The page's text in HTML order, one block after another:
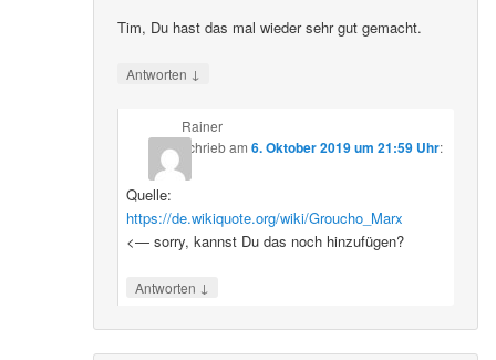
Tim, Du hast das mal wieder sehr gut gemacht.
Antworten ↓
Rainer
schriebam 6. Oktober 2019 um 21:59 Uhr:
Quelle:
https://de.wikiquote.org/wiki/Groucho_Marx
<— sorry, kannst Du das noch hinzufügen?
Antworten ↓